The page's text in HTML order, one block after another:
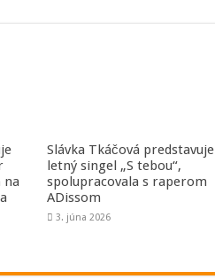
na
Slávka Tkáčová predstavuje
letný singel „S tebou“,
spolupracovala s raperom
ADissom
3. júna 2026